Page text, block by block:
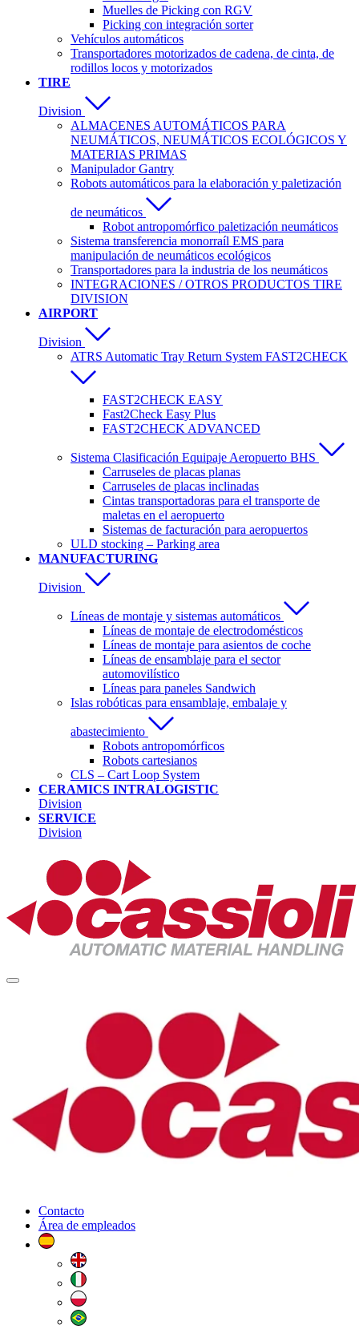
Muelles de Picking con RGV
Picking con integración sorter
Vehículos automáticos
Transportadores motorizados de cadena, de cinta, de
rodillos locos y motorizados
TIRE
Division
ALMACENES AUTOMÁTICOS PARA
NEUMÁTICOS, NEUMÁTICOS ECOLÓGICOS Y
MATERIAS PRIMAS
Manipulador Gantry
Robots automáticos para la elaboración y paletización
de neumáticos
Robot antropomórfico paletización neumáticos
Sistema transferencia monorraíl EMS para
manipulación de neumáticos ecológicos
Transportadores para la industria de los neumáticos
INTEGRACIONES / OTROS PRODUCTOS TIRE
DIVISION
AIRPORT
Division
ATRS Automatic Tray Return System FAST2CHECK
FAST2CHECK EASY
Fast2Check Easy Plus
FAST2CHECK ADVANCED
Sistema Clasificación Equipaje Aeropuerto BHS
Carruseles de placas planas
Carruseles de placas inclinadas
Cintas transportadoras para el transporte de
maletas en el aeropuerto
Sistemas de facturación para aeropuertos
ULD stocking – Parking area
MANUFACTURING
Division
Líneas de montaje y sistemas automáticos
Líneas de montaje de electrodomésticos
Líneas de montaje para asientos de coche
Líneas de ensamblaje para el sector
automovilístico
Líneas para paneles Sandwich
Islas robóticas para ensamblaje, embalaje y
abastecimiento
Robots antropomórficos
Robots cartesianos
CLS – Cart Loop System
CERAMICS INTRALOGISTIC
Division
SERVICE
Division
Contacto
Área de empleados